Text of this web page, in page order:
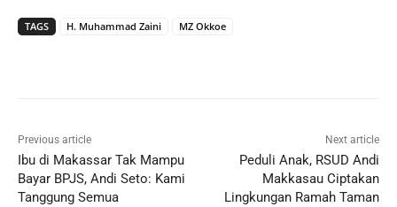
TAGS H. Muhammad Zaini MZ Okkoe
Previous article
Ibu di Makassar Tak Mampu
Bayar BPJS, Andi Seto: Kami
Tanggung Semua
Next article
Peduli Anak, RSUD Andi
Makkasau Ciptakan
Lingkungan Ramah Taman